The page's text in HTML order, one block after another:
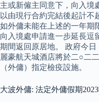
主或新僱主同意下，向入境
以由現行合約完結後起計不
如外傭未能在上述的一年期
向入境處申請進一步延長逗
期間返回原居地。 政府今
麗豪航天城酒店將於二○二
（外傭）指定檢疫設施。
大波外傭: 法定外傭假期